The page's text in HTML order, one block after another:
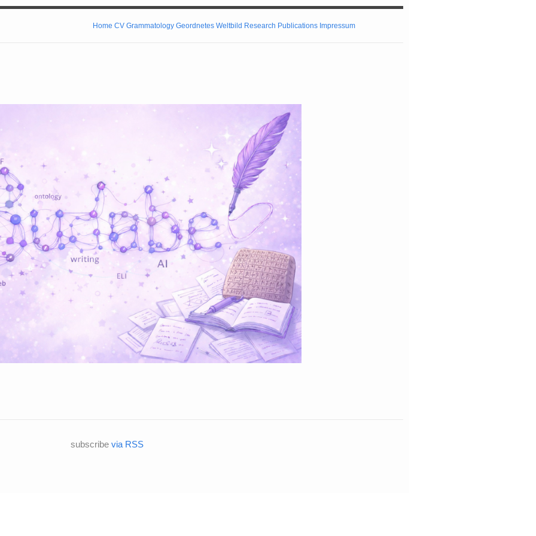
Home CV Grammatology Geordnetes Weltbild Research Publications Impressum
subscribevia RSS